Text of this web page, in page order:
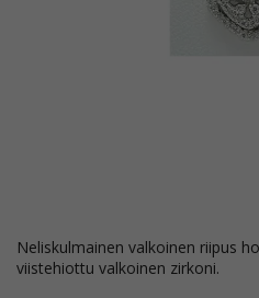
neliskulmainen valkoinen riipus hopeaa kiiltävä pinta ja
viistehiottu valkoinen zirkoni.